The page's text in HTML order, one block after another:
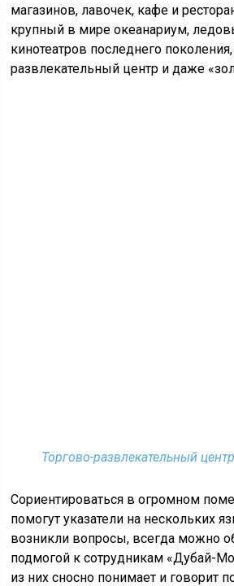
магазинов, лавочек, кафе и
крупный в мире океанариум,
кинотеатров последнего
развлекательный центр и даже
Торгово-развлекательный
Сориентироваться в огромном
помогут указатели на нескольких
возникли вопросы, всегда можно
подмогой к сотрудникам «Дубай-
из них сносно понимает и говорит